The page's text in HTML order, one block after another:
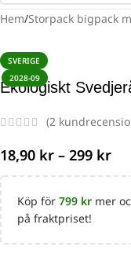
Hem/Storpack bigpack
SVERIGE
2028-09
Ekologiskt
(2
18,90 kr – 299 kr
Köp för 799 kr mer
på fraktpriset!